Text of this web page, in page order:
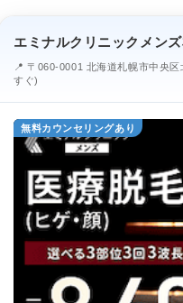
エミナルクリニックメン
📍 〒060-0001 北海道札幌市中央
すぐ)
無料カウンセリングあり